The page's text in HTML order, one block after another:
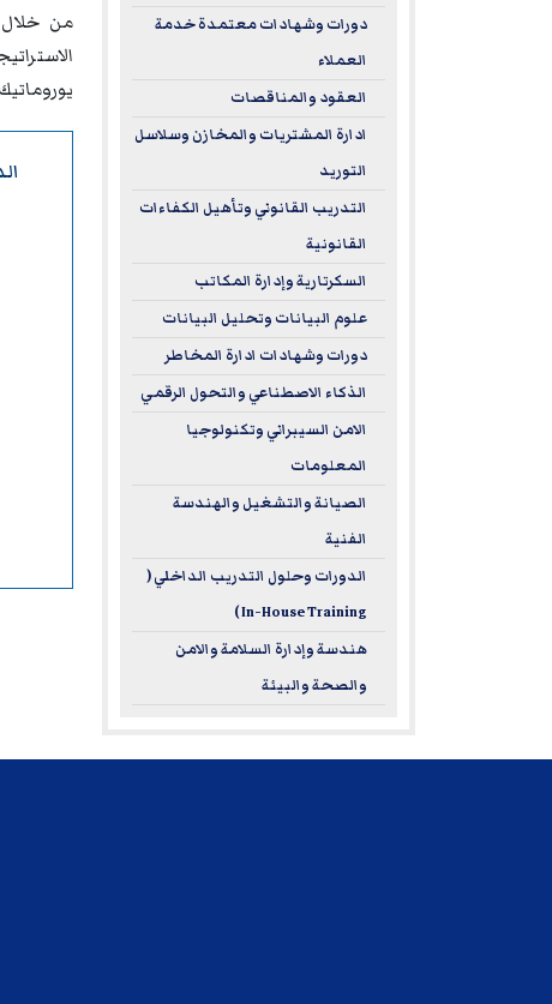
من خلال
دورات وشهادات معتمدة خدمة
العملاء
العقود والمناقصات
ادارة المشتريات والمخازن وسلاسل
التوريد
التدريب القانوني وتأهيل الكفاءات
القانونية
السكرتارية وإدارة المكاتب
علوم البيانات وتحليل البيانات
دورات وشهادات ادارة المخاطر
الذكاء الاصطناعي والتحول الرقمي
الامن السيبراني وتكنولوجيا
المعلومات
الصيانة والتشغيل والهندسة
الفنية
الدورات وحلول التدريب الداخلي (
In-House Training )
هندسة وإدارة السلامة والامن
والصحة والبيئة